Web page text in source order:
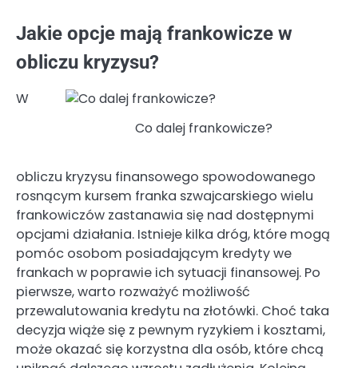
Jakie opcje mają frankowicze w
obliczu kryzysu?
Co dalej frankowicze?
W
obliczu kryzysu finansowego spowodowanego
rosnącym kursem franka szwajcarskiego wielu
frankowiczów zastanawia się nad dostępnymi
opcjami działania. Istnieje kilka dróg, które mogą
pomóc osobom posiadającym kredyty we
frankach w poprawie ich sytuacji finansowej. Po
pierwsze, warto rozważyć możliwość
przewalutowania kredytu na złotówki. Choć taka
decyzja wiąże się z pewnym ryzykiem i kosztami,
może okazać się korzystna dla osób, które chcą